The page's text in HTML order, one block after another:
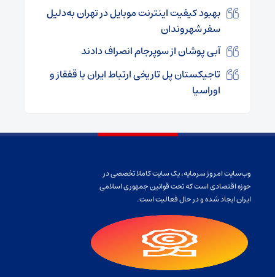
بهبود کیفیت اینترنت موبایل در تهران به‌دلیل
سفر شهروندان
آبی پوشان از سوپرجام انصراف دادند
تاجیکستان پل تاریخی ارتباط ایران با قفقاز و
اوراسیا
وب‌سایت امروز سرمایه، یک سایت کاملا تخصصی در
حوزه اقتصادی است که تحت قوانین جمهوری اسلامی
ایران ایجاد شده و در حال فعالیت است.